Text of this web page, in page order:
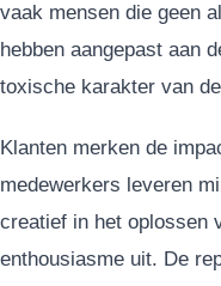
vaak mensen die geen
hebben aangepast aan
toxische karakter van
Klanten merken de
medewerkers leveren
creatief in het oplossen
enthousiasme uit. De